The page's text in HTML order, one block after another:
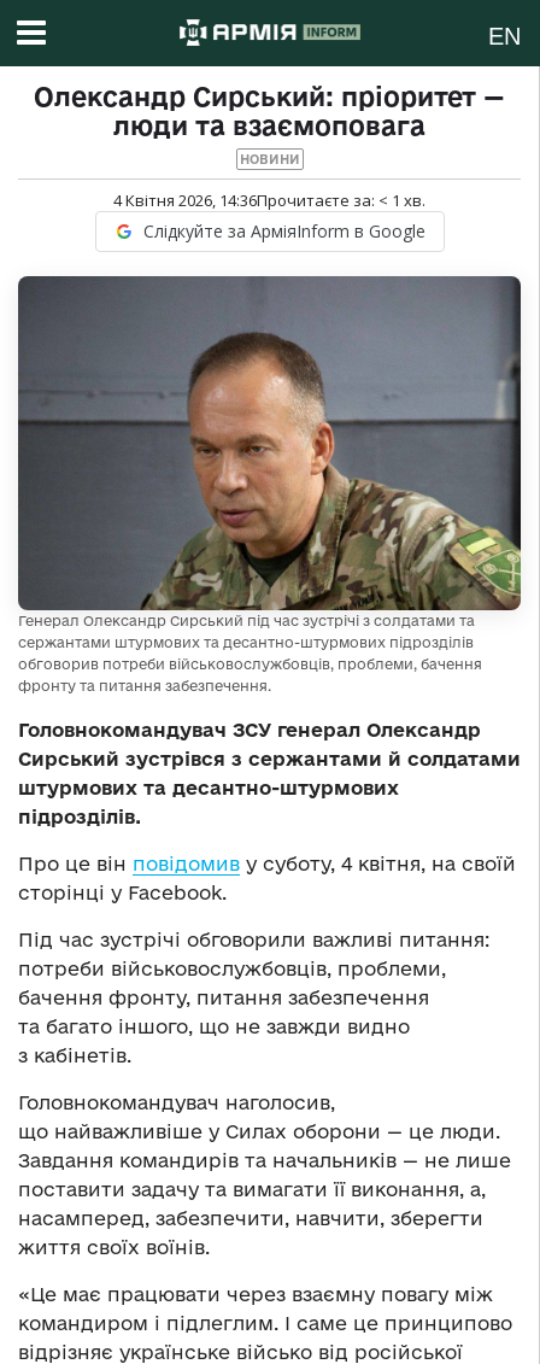
EN
Олександр Сирський: пріоритет —
люди та взаємоповага
НОВИНИ
4 Квітня 2026, 14:36Прочитаєте за: < 1 хв.
Слідкуйте за АрміяInform в Google
Генерал Олександр Сирський під час зустрічі з солдатами та
сержантами штурмових та десантно-штурмових підрозділів
обговорив потреби військовослужбовців, проблеми, бачення
фронту та питання забезпечення.
Головнокомандувач ЗСУ генерал Олександр
Сирський зустрівся з сержантами й солдатами
штурмових та десантно-штурмових
підрозділів.
Про це він повідомив у суботу, 4 квітня, на своїй
сторінці у Facebook.
Під час зустрічі обговорили важливі питання:
потреби військовослужбовців, проблеми,
бачення фронту, питання забезпечення
та багато іншого, що не завжди видно
з кабінетів.
Головнокомандувач наголосив,
що найважливіше у Силах оборони — це люди.
Завдання командирів та начальників — не лише
поставити задачу та вимагати її виконання, а,
насамперед, забезпечити, навчити, зберегти
життя своїх воїнів.
«Це має працювати через взаємну повагу між
командиром і підлеглим. І саме це принципово
відрізняє українське військо від російської